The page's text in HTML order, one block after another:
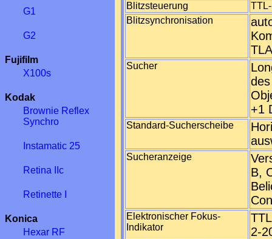
G1
G2
Fujifilm
X100s
Kodak
Brownie Reflex
Synchro
Instamatic 25
Retina IIc
Retinette I
Konica
Hexar RF
Blitzsteuerung
Blitzsynchronisation
Sucher
+1
Standard-Sucherscheibe
Sucheranzeige
B,
Elektronischer Fokus-
Indikator
2-